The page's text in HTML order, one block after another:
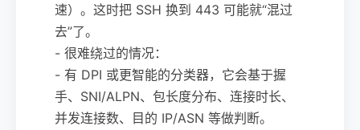
速）。这时把 SSH 换到 443 可能就“混过
去”了。
- 很难绕过的情况：
- 有 DPI 或更智能的分类器，它会基于握
手、SNI/ALPN、包长度分布、连接时长、
并发连接数、目的 IP/ASN 等做判断。